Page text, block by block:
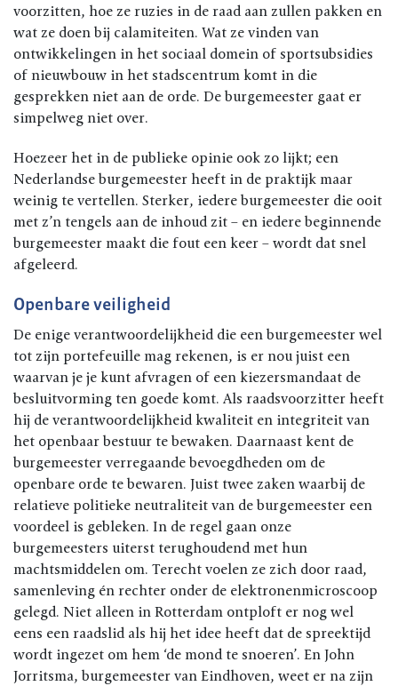
voorzitten, hoe ze ruzies in de raad aan zullen pakken en
wat ze doen bij calamiteiten. Wat ze vinden van
ontwikkelingen in het sociaal domein of sportsubsidies
of nieuwbouw in het stadscentrum komt in die
gesprekken niet aan de orde. De burgemeester gaat er
simpelweg niet over.
Hoezeer het in de publieke opinie ook zo lijkt; een
Nederlandse burgemeester heeft in de praktijk maar
weinig te vertellen. Sterker, iedere burgemeester die ooit
met z’n tengels aan de inhoud zit – en iedere beginnende
burgemeester maakt die fout een keer – wordt dat snel
afgeleerd.
Openbare veiligheid
De enige verantwoordelijkheid die een burgemeester wel
tot zijn portefeuille mag rekenen, is er nou juist een
waarvan je je kunt afvragen of een kiezersmandaat de
besluitvorming ten goede komt. Als raadsvoorzitter heeft
hij de verantwoordelijkheid kwaliteit en integriteit van
het openbaar bestuur te bewaken. Daarnaast kent de
burgemeester verregaande bevoegdheden om de
openbare orde te bewaren. Juist twee zaken waarbij de
relatieve politieke neutraliteit van de burgemeester een
voordeel is gebleken. In de regel gaan onze
burgemeesters uiterst terughoudend met hun
machtsmiddelen om. Terecht voelen ze zich door raad,
samenleving én rechter onder de elektronenmicroscoop
gelegd. Niet alleen in Rotterdam ontploft er nog wel
eens een raadslid als hij het idee heeft dat de spreektijd
wordt ingezet om hem ‘de mond te snoeren’. En John
Jorritsma, burgemeester van Eindhoven, weet er na zijn